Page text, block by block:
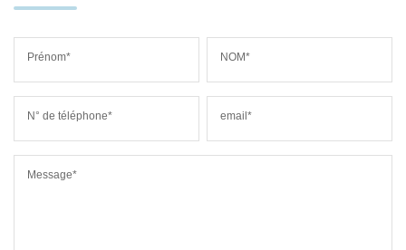
Prénom* NOM*
N° de téléphone* email*
Message*